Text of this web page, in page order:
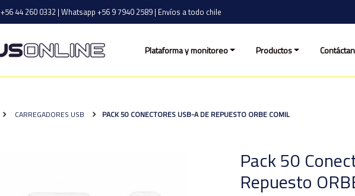
+56 44 260 0332 | Whatsapp +56 9 7940 2589 | Envíos a todo chile
Plataforma y monitoreo Productos
CARREGADORES USB PACK 50 CONECTORES USB-A DE REPUESTO ORBE COMIL
Pack 50
Repuesto